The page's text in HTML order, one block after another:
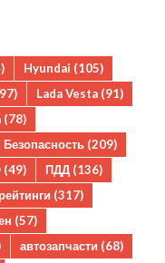
Hyundai (105)
Lada Vesta (91)
(78)
Безопасность (209)
(49) ПДД (136)
(317)
(57)
автозапчасти (68)